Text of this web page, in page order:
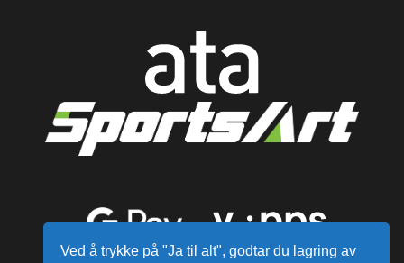
Ved å trykke på "Ja til alt", godtar du lagring av